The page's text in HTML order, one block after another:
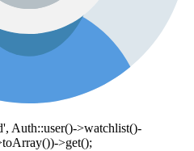
Auth::user()->watchlist()-
>get();